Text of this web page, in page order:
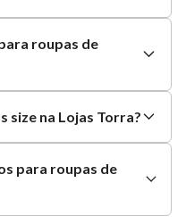
quepraticar
que vão aumentar
de frequentar
regatas que
roupas de
size na Lojas Torra?
para roupas de